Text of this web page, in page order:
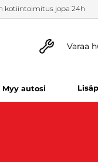
kotiintoimitus jopa 24h
Varaa
Myy autosi